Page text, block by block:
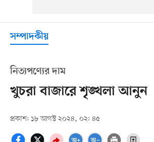
সম্পাদকীয়
নিত্যপণ্যের দাম
খুচরা বাজারে শৃঙ্খলা আনুন
প্রকাশ: ১৮ আগস্ট ২০২৪, ০২: ৪৫